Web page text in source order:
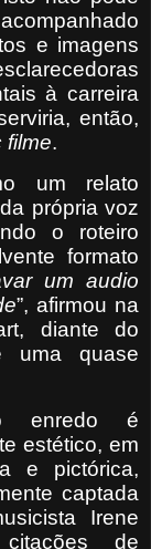
e imagens
à carreira
então,
filme.
um relato
própria voz
o roteiro
formato
um audio
”, afirmou na
diante do
uma quase
enredo é
estético, em
e pictórica,
captada
Irene
de